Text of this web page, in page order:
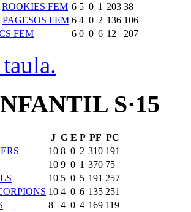
ROOKIES FEM 6 5 0 1 203 38
PAGESOS FEM 6 4 0 2 136 106
FEM
6 0 0 6 12 207
S·15
J G E P PF PC
10 8 0 2 310 191
10 9 0 1 370 75
10 5 0 5 191 257
10 4 0 6 135 251
8 4 0 4 169 119